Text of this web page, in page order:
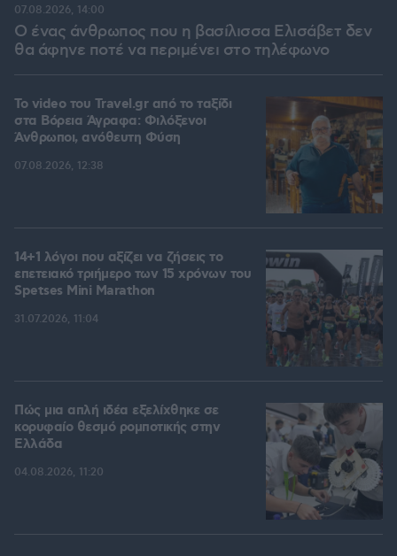
Ο ένας άνθρωπος που η βασίλισσα Ελισάβετ δεν
θα άφηνε ποτέ να περιμένει στο τηλέφωνο
07.08.2026, 14:00
To video του Travel.gr από το ταξίδι
στα Βόρεια Άγραφα: Φιλόξενοι
Άνθρωποι, ανόθευτη Φύση
07.08.2026, 12:38
14+1 λόγοι που αξίζει να ζήσεις το
επετειακό τριήμερο των 15 χρόνων του
Spetses Mini Marathon
31.07.2026, 11:04
Πώς μια απλή ιδέα εξελίχθηκε σε
κορυφαίο θεσμό ρομποτικής στην
Ελλάδα
04.08.2026, 11:20